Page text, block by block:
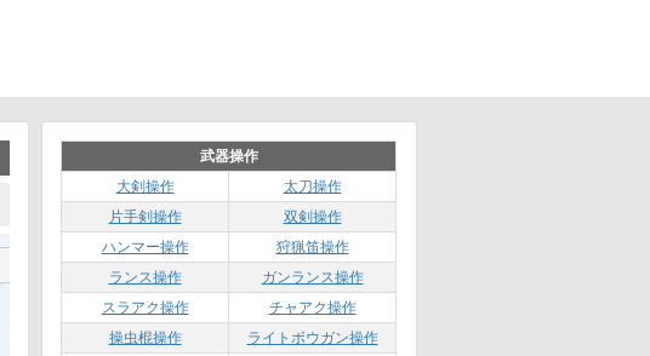
武器操作
大剣操作
太刀操作
片手剣操作
双剣操作
ハンマー操作
狩猟笛操作
ランス操作
ガンランス操作
スラアク操作
チャアク操作
操虫棍操作
ライトボウガン操作